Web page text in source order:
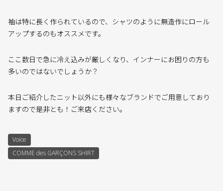
袖は特に長く作られているので、シャツのように無造作にロール
アップするのもオススメです。
ここ数日で急に冷え込みが厳しくなり、インナーにお困りの方も
多いのではないでしょうか？
本日ご紹介したニット以外にも様々なブランドでご用意しており
ますので是非とも！ご来店ください。
Voice
COMME des GARÇONS SHIRT